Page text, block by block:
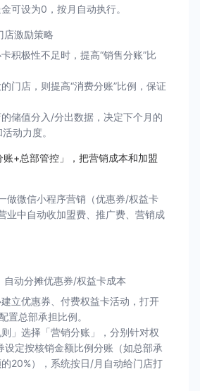
可设为0，按月自动执行。
店激励策略
积极性不足时，提高“销售分账”比
门店，则提高“消费分账”比例，保证
储值分入/分出数据，决定下个月的
动力度。
+总部管控」，把营销成本和加盟
做微信小程序营销（优惠券/权益卡
业中自动收加盟费、推广费、营销成
自动分摊优惠券/权益卡成本
立优惠券、付费权益卡活动，打开
置总部承担比例。
」选择「营销分账」，分别针对权
设定按核销金额比例分账（如总部承
20%），系统按日/月自动给门店打